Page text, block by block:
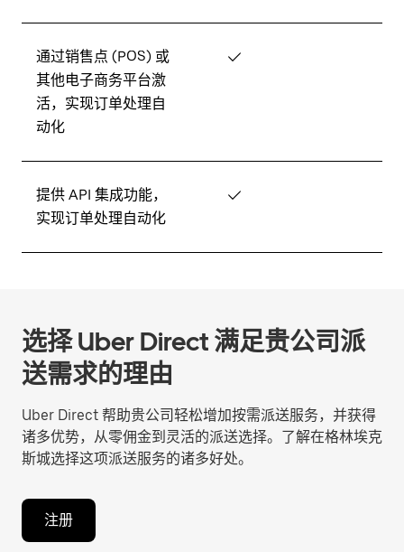
通过销售点 (POS) 或
其他电子商务平台激
活，实现订单处理自
动化
✓
提供 API 集成功能，
实现订单处理自动化
✓
选择 Uber Direct 满足贵公司派
送需求的理由
Uber Direct 帮助贵公司轻松增加按需派送服务，并获得
诸多优势，从零佣金到灵活的派送选择。了解在格林埃克
斯城选择这项派送服务的诸多好处。
注册